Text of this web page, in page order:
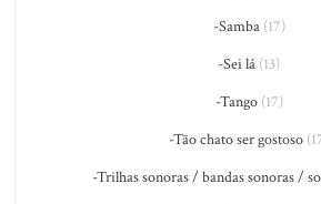
-Samba(17)
-Sei lá (13)
-Tango(17)
-Tão chato ser gostoso
-Trilhas sonoras / bandas sonoras /